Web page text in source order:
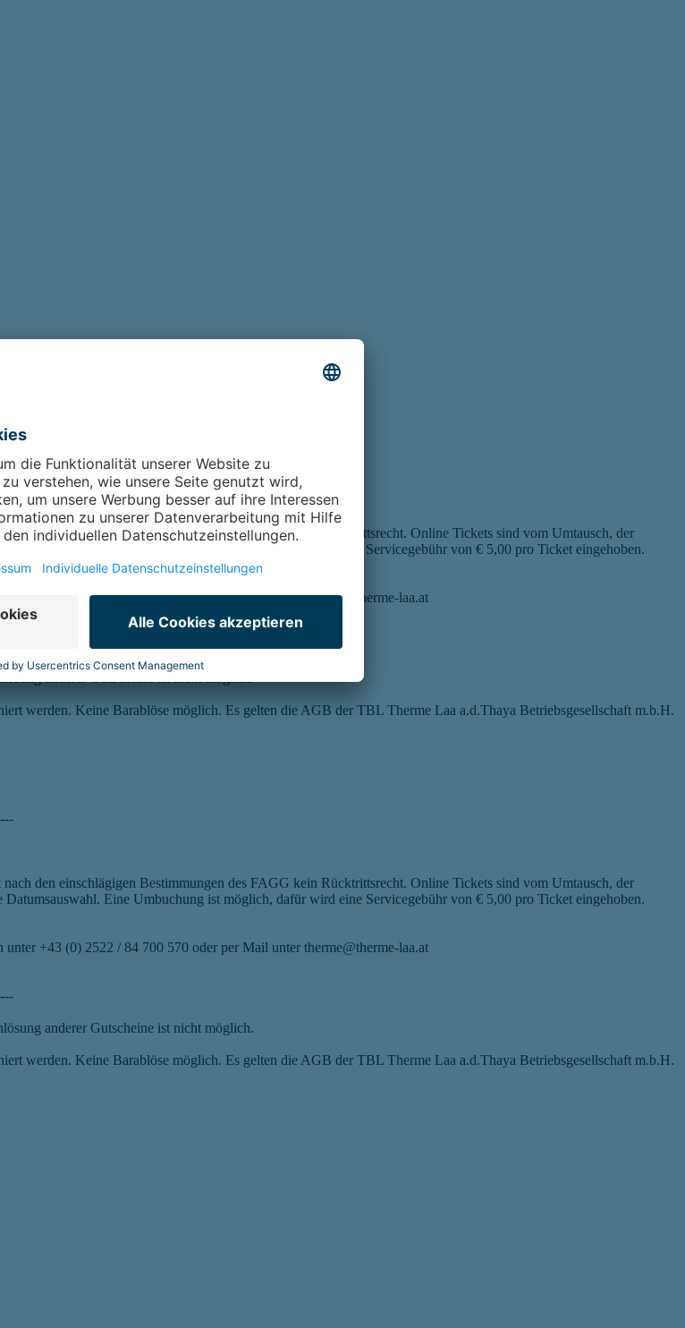
den einschlägigen Bestimmungen des FAGG kein Rücktrittsrecht. Online Tickets sind vom Umtausch, der
Eine Umbuchung ist möglich, dafür wird eine Servicegebühr von € 5,00 pro Ticket eingehoben.
+43 (0) 2522 / 84 700 570 oder per Mail unter therme@therme-laa.at
anderer Gutscheine ist nicht möglich.
werden. Keine Barablöse möglich. Es gelten die AGB der TBL Therme Laa a.d.Thaya Betriebsgesellschaft m.b.H.
den einschlägigen Bestimmungen des FAGG kein Rücktrittsrecht. Online Tickets sind vom Umtausch, der
Eine Umbuchung ist möglich, dafür wird eine Servicegebühr von € 5,00 pro Ticket eingehoben.
+43 (0) 2522 / 84 700 570 oder per Mail unter therme@therme-laa.at
anderer Gutscheine ist nicht möglich.
werden. Keine Barablöse möglich. Es gelten die AGB der TBL Therme Laa a.d.Thaya Betriebsgesellschaft m.b.H.